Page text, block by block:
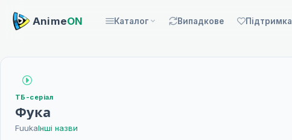
AnimeON Каталог Випадкове Підтримка
ТБ-серіал
Фука
FuukaІнші назви